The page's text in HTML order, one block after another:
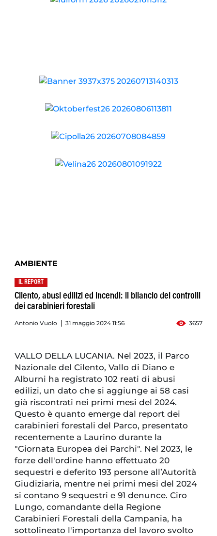
AMBIENTE
IL REPORT
Cilento, abusi edilizi ed incendi: il bilancio dei controlli
dei carabinieri forestali
Antonio Vuolo 31 maggio 2024 11:56 3657
VALLO DELLA LUCANIA. Nel 2023, il Parco
Nazionale del Cilento, Vallo di Diano e
Alburni ha registrato 102 reati di abusi
edilizi, un dato che si aggiunge ai 58 casi
già riscontrati nei primi mesi del 2024.
Questo è quanto emerge dal report dei
carabinieri forestali del Parco, presentato
recentemente a Laurino durante la
"Giornata Europea dei Parchi". Nel 2023, le
forze dell'ordine hanno effettuato 20
sequestri e deferito 193 persone all’Autorità
Giudiziaria, mentre nei primi mesi del 2024
si contano 9 sequestri e 91 denunce. Ciro
Lungo, comandante della Regione
Carabinieri Forestali della Campania, ha
sottolineato l'importanza del lavoro svolto